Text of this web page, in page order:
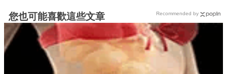
您也可能喜歡這些文章 Recommended by